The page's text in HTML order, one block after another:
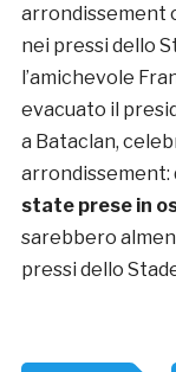
arrondissement
nei pressi dello
l’amichevole
evacuato il
a Bataclan,
arrondissement:
state prese in
sarebbero
pressi dello